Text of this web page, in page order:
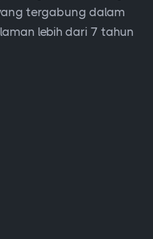
tergabung dalam
lebih dari 7 tahun